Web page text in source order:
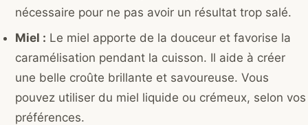
nécessaire pour ne pas avoir un résultat trop salé.
Miel : Le miel apporte de la douceur et favorise la
caramélisation pendant la cuisson. Il aide à créer
une belle croûte brillante et savoureuse. Vous
pouvez utiliser du miel liquide ou crémeux, selon vos
préférences.